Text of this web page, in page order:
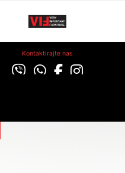
Kontaktirajte nas